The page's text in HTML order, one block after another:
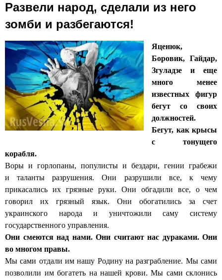
Развели народ, сделали из него
зомби и разбегаются!
Яценюк,
Боровик, Гайдар,
Згуладзе и еще
много менее
известных фигур
бегут со своих
должностей.
Бегут, как крысы
с тонущего
корабля.
Воры и горлопаны, популисты и бездари, гении грабежи
и таланты разрушения. Они разрушили все, к чему
прикасались их грязные руки. Они обгадили все, о чем
говорил их грязный язык. Они обогатились за счет
украинского народа и уничтожили саму систему
государственного управления.
Они смеются над нами. Они считают нас дураками. Они
во многом правы.
Мы сами отдали им нашу Родину на разграбление. Мы сами
позволили им богатеть на нашей крови. Мы сами склонись